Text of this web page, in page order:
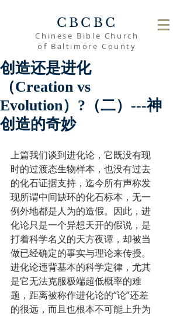
CBCBC
Chinese Bible Church
of Baltimore County
创造还是进化
（Creation vs
Evolution）?（二）---神
创造的奇妙
上篇我们谈到进化论，它既没有现
时的过渡态生物样本，也没有过去
的化石证据支持，迄今所有声称发
现所谓中间缺环的化石标本，无一
例外地都是人为的造假。因此，进
化论只是一个异想天开的假说，是
打着科学名义的天方夜谭，却被当
做已经确定的事实与理论来传授。
进化论违背基本的科学定律，尤其
是它无法克服极端超低概率的难
题，距离被称作进化论的“论”还差
的很远，而且也根本不可能上升为